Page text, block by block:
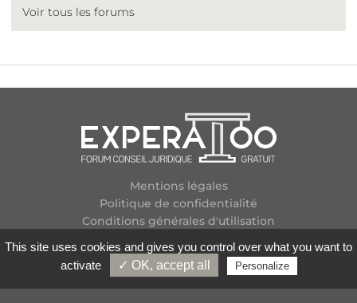
Voir tous les forums
Mentions légales
Politique de confidentialité
Conditions générales d'utilisation
Contactez-nous
Flux RSS
Copyright
2026 Experatoo.com - Tous droits réservés
This site uses cookies and gives you control over what you want to
activate
✓ OK, accept all Personalize